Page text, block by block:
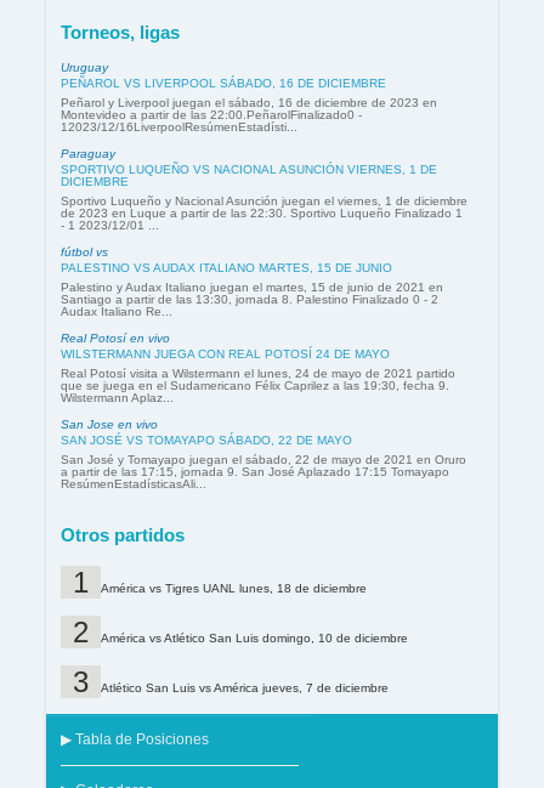
Torneos, ligas
Uruguay
PEÑAROL VS LIVERPOOL SÁBADO, 16 DE DICIEMBRE
Peñarol y Liverpool juegan el sábado, 16 de diciembre de 2023 en
Montevideo a partir de las 22:00.PeñarolFinalizado0 -
12023/12/16LiverpoolResúmenEstadísti...
Paraguay
SPORTIVO LUQUEÑO VS NACIONAL ASUNCIÓN VIERNES, 1 DE
DICIEMBRE
Sportivo Luqueño y Nacional Asunción juegan el viernes, 1 de diciembre
de 2023 en Luque a partir de las 22:30. Sportivo Luqueño Finalizado 1
- 1 2023/12/01 ...
fútbol vs
PALESTINO VS AUDAX ITALIANO MARTES, 15 DE JUNIO
Palestino y Audax Italiano juegan el martes, 15 de junio de 2021 en
Santiago a partir de las 13:30, jornada 8. Palestino Finalizado 0 - 2
Audax Italiano Re...
Real Potosí en vivo
WILSTERMANN JUEGA CON REAL POTOSÍ 24 DE MAYO
Real Potosí visita a Wilstermann el lunes, 24 de mayo de 2021 partido
que se juega en el Sudamericano Félix Caprilez a las 19:30, fecha 9.
Wilstermann Aplaz...
San Jose en vivo
SAN JOSÉ VS TOMAYAPO SÁBADO, 22 DE MAYO
San José y Tomayapo juegan el sábado, 22 de mayo de 2021 en Oruro
a partir de las 17:15, jornada 9. San José Aplazado 17:15 Tomayapo
ResúmenEstadísticasAli...
Otros partidos
América vs Tigres UANL lunes, 18 de diciembre
América vs Atlético San Luis domingo, 10 de diciembre
Atlético San Luis vs América jueves, 7 de diciembre
▶ Tabla de Posiciones